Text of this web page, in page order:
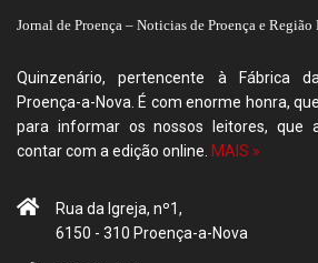
Jornal de Proença – Noticias de Proença e Região
Quinzenário, pertencente à Fábrica
Proença-a-Nova. É com enorme honra,
para informar os nossos leitores, que
contar com a edição online. MAIS »
Rua da Igreja, nº1,
6150 - 310 Proença-a-Nova